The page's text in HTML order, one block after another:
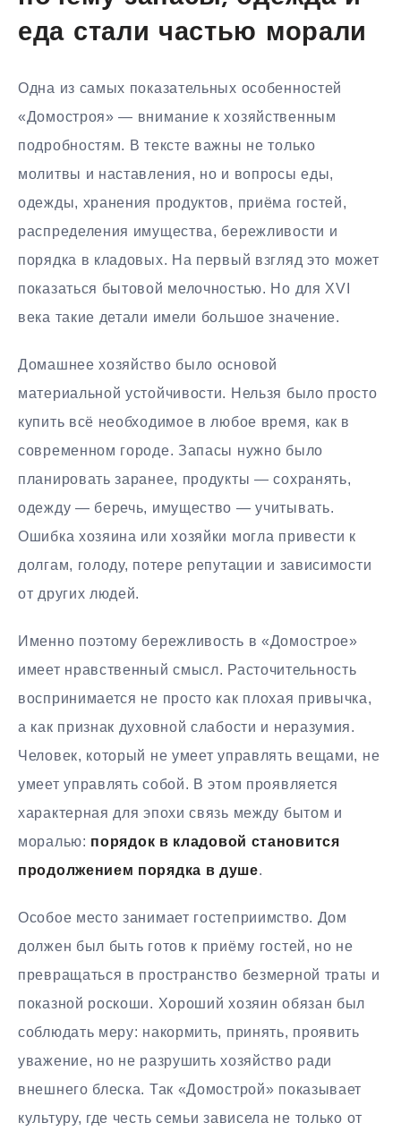
еда стали частью морали
Одна из самых показательных особенностей
«Домостроя» — внимание к хозяйственным
подробностям. В тексте важны не только
молитвы и наставления, но и вопросы еды,
одежды, хранения продуктов, приёма гостей,
распределения имущества, бережливости и
порядка в кладовых. На первый взгляд это может
показаться бытовой мелочностью. Но для XVI
века такие детали имели большое значение.
Домашнее хозяйство было основой
материальной устойчивости. Нельзя было просто
купить всё необходимое в любое время, как в
современном городе. Запасы нужно было
планировать заранее, продукты — сохранять,
одежду — беречь, имущество — учитывать.
Ошибка хозяина или хозяйки могла привести к
долгам, голоду, потере репутации и зависимости
от других людей.
Именно поэтому бережливость в «Домострое»
имеет нравственный смысл. Расточительность
воспринимается не просто как плохая привычка,
а как признак духовной слабости и неразумия.
Человек, который не умеет управлять вещами, не
умеет управлять собой. В этом проявляется
характерная для эпохи связь между бытом и
моралью: порядок в кладовой становится
продолжением порядка в душе.
Особое место занимает гостеприимство. Дом
должен был быть готов к приёму гостей, но не
превращаться в пространство безмерной траты и
показной роскоши. Хороший хозяин обязан был
соблюдать меру: накормить, принять, проявить
уважение, но не разрушить хозяйство ради
внешнего блеска. Так «Домострой» показывает
культуру, где честь семьи зависела не только от